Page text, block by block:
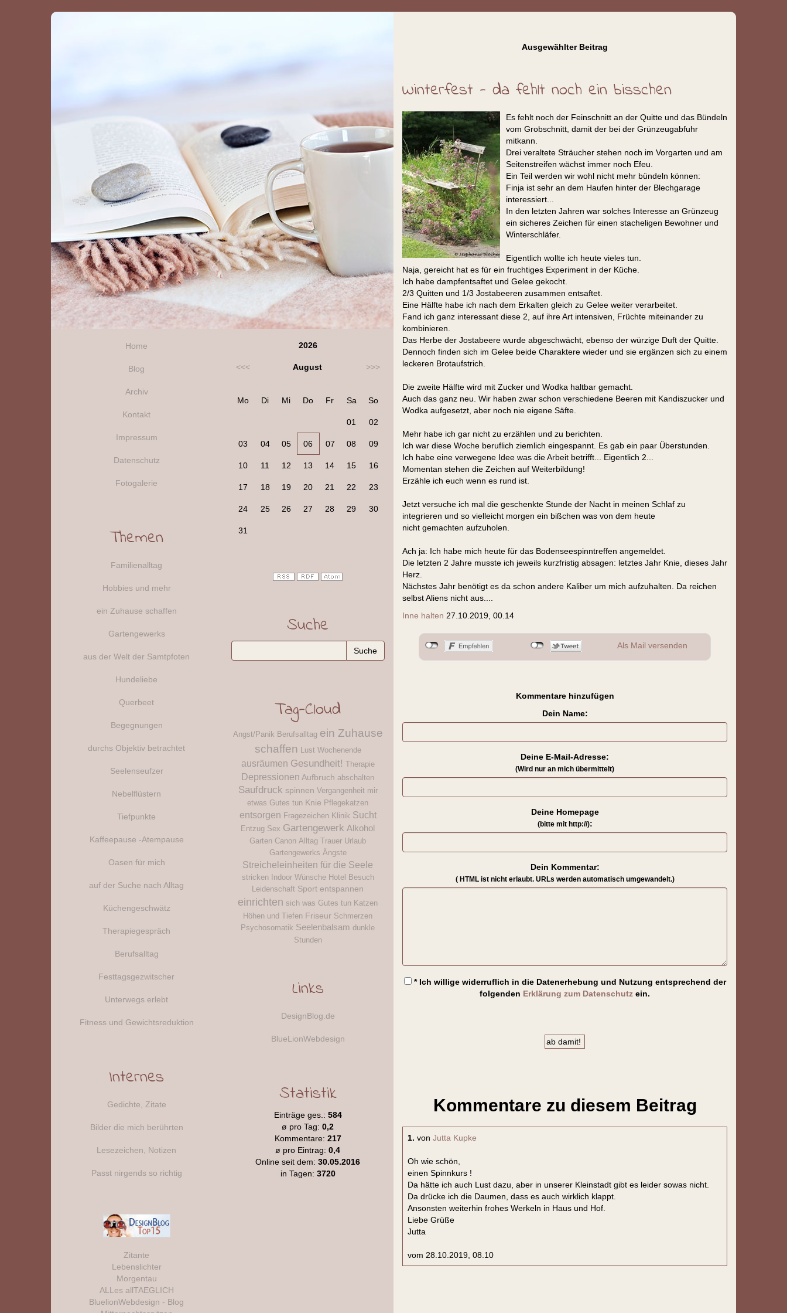
Ausgewählter Beitrag
Winterfest - da fehlt noch ein bisschen
Es fehlt noch der Feinschnitt an der Quitte und das Bündeln
vom Grobschnitt, damit der bei der Grünzeugabfuhr
mitkann.
Drei veraltete Sträucher stehen noch im Vorgarten und am
Seitenstreifen wächst immer noch Efeu.
Ein Teil werden wir wohl nicht mehr bündeln können:
Finja ist sehr an dem Haufen hinter der Blechgarage
interessiert...
In den letzten Jahren war solches Interesse an Grünzeug
ein sicheres Zeichen für einen stacheligen Bewohner und
Winterschläfer.
Eigentlich wollte ich heute vieles tun.
Naja, gereicht hat es für ein fruchtiges Experiment in der Küche.
Ich habe dampfentsaftet und Gelee gekocht.
2/3 Quitten und 1/3 Jostabeeren zusammen entsaftet.
Eine Hälfte habe ich nach dem Erkalten gleich zu Gelee weiter verarbeitet.
Fand ich ganz interessant diese 2, auf ihre Art intensiven, Früchte miteinander zu
kombinieren.
Das Herbe der Jostabeere wurde abgeschwächt, ebenso der würzige Duft der Quitte.
Dennoch finden sich im Gelee beide Charaktere wieder und sie ergänzen sich zu einem
leckeren Brotaufstrich.
Die zweite Hälfte wird mit Zucker und Wodka haltbar gemacht.
Auch das ganz neu. Wir haben zwar schon verschiedene Beeren mit Kandiszucker und
Wodka aufgesetzt, aber noch nie eigene Säfte.
Mehr habe ich gar nicht zu erzählen und zu berichten.
Ich war diese Woche beruflich ziemlich eingespannt. Es gab ein paar Überstunden.
Ich habe eine verwegene Idee was die Arbeit betrifft... Eigentlich 2...
Momentan stehen die Zeichen auf Weiterbildung!
Erzähle ich euch wenn es rund ist.
Jetzt versuche ich mal die geschenkte Stunde der Nacht in meinen Schlaf zu
integrieren und so vielleicht morgen ein bißchen was von dem heute
nicht gemachten aufzuholen.
Ach ja: Ich habe mich heute für das Bodenseespinntreffen angemeldet.
Die letzten 2 Jahre musste ich jeweils kurzfristig absagen: letztes Jahr Knie, dieses Jahr
Herz.
Nächstes Jahr benötigt es da schon andere Kaliber um mich aufzuhalten. Da reichen
selbst Aliens nicht aus....
Inne halten 27.10.2019, 00.14
Als Mail versenden
Kommentare hinzufügen
Dein Name:
Deine E-Mail-Adresse:
(Wird nur an mich übermittelt)
Deine Homepage
(bitte mit http://):
Dein Kommentar:
( HTML ist nichterlaubt. URLs werden automatisch umgewandelt.)
* Ich willige widerruflich in die Datenerhebung und Nutzung entsprechend der
folgenden Erklärung zum Datenschutz ein.
Kommentare zu diesem Beitrag
1. von Jutta Kupke
Oh wie schön,
einen Spinnkurs !
Da hätte ich auch Lust dazu, aber in unserer Kleinstadt gibt es leider sowas nicht.
Da drücke ich die Daumen, dass es auch wirklich klappt.
Ansonsten weiterhin frohes Werkeln in Haus und Hof.
Liebe Grüße
Jutta
vom 28.10.2019, 08.10
Home
Blog
Archiv
Kontakt
Impressum
Datenschutz
Fotogalerie
Themen
Familienalltag
Hobbies und mehr
ein Zuhause schaffen
Gartengewerks
aus der Welt der Samtpfoten
Hundeliebe
Querbeet
Begegnungen
durchs Objektiv betrachtet
Seelenseufzer
Nebelflüstern
Tiefpunkte
Kaffeepause -Atempause
Oasen für mich
auf der Suche nach Alltag
Küchengeschwätz
Therapiegespräch
Berufsalltag
Festtagsgezwitscher
Unterwegs erlebt
Fitness und Gewichtsreduktion
Internes
Gedichte, Zitate
Bilder die mich berührten
Lesezeichen, Notizen
Passt nirgends so richtig
Zitante
Lebenslichter
Morgentau
ALLes allTAEGLICH
BluelionWebdesign - Blog
2026
<<< August >>>
Mo Di Mi Do Fr Sa So
01 02
03 04 05 06 07 08 09
10 11 12 13 14 15 16
17 18 19 20 21 22 23
24 25 26 27 28 29 30
31
Suche
Tag-Cloud
Angst/Panik Berufsalltag ein Zuhause
schaffen Lust Wochenende
ausräumen Gesundheit! Therapie
Depressionen Aufbruch abschalten
Saufdruck spinnen Vergangenheit mir
etwas Gutes tun Knie Pflegekatzen
entsorgen Fragezeichen Klinik Sucht
Entzug Sex Gartengewerk Alkohol
Garten Canon Alltag Trauer Urlaub
Gartengewerks Ängste
Streicheleinheiten für die Seele
stricken Indoor Wünsche Hotel Besuch
Leidenschaft Sport entspannen
einrichten sich was Gutes tun Katzen
Höhen und Tiefen Friseur Schmerzen
Psychosomatik Seelenbalsam dunkle
Stunden
Links
DesignBlog.de
BlueLionWebdesign
Statistik
Einträge ges.: 584
ø pro Tag:0,2
Kommentare: 217
ø pro Eintrag:0,4
Online seit dem:30.05.2016
in Tagen: 3720